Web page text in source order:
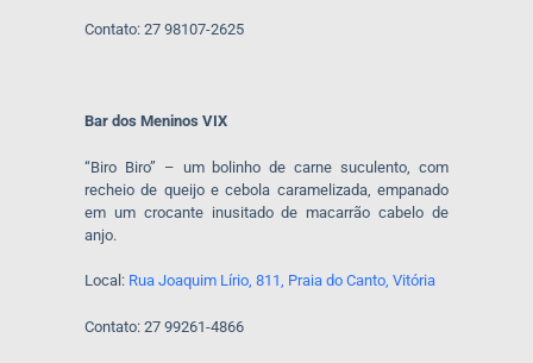
Contato: 27 98107-2625
Bar dos Meninos VIX
“Biro Biro” – um bolinho de carne suculento, com
recheio de queijo e cebola caramelizada, empanado
em um crocante inusitado de macarrão cabelo de
anjo.
Local: Rua Joaquim Lírio, 811, Praia do Canto, Vitória
Contato: 27 99261-4866